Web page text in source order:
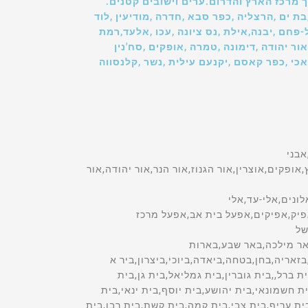
ים ,הרצליה ,כפר סבא ,חדרה ,מודיעין ,לוד
פחם ,יבנה,אילת ,נס ציונה ,עכו ,אלעד,רמת
יהודה ,דימונה ,טמרה ,אופקים ,סח'נין
,כפר קאסם ,יקנעם עילית ,נשר ,קלנסווה
ישוב,שבי ציון,שבי שומרון,שבע בארות,שגב-שלום,שדה אילן,שדה אליהו,שדה אליעזר,שדה בוקר,שדה דוד,שדה ורבורג,שדה יואב,שדה יעקב,שדה יצחק,שדה משה,שדה נחום,שדה נחמיה,שדה ניצן,שדה עוזיהו,שדה צבי,שדות ים,שדות מיכה,שדי אברהם,שדי חמד,שדי תרומות,שדמה,שדמות דבורה,שדמות מחולה,שדרות,רשימת הי